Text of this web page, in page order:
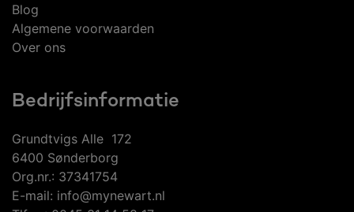
Blog
Algemene voorwaarden
Over ons
Bedrijfsinformatie
Grundtvigs Alle 172
6400 Sønderborg
Org.nr.: 37341754
E-mail: info@mynewart.nl